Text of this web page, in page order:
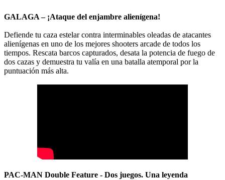
GALAGA – ¡Ataque del enjambre alienígena!
Defiende tu caza estelar contra interminables oleadas de atacantes
alienígenas en uno de los mejores shooters arcade de todos los
tiempos. Rescata barcos capturados, desata la potencia de fuego de
dos cazas y demuestra tu valía en una batalla atemporal por la
puntuación más alta.
PAC-MAN Double Feature - Dos juegos. Una leyenda